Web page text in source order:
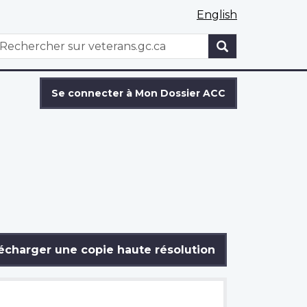
English
WxT
Se connecter à Mon Dossier ACC
une copie haute résolution